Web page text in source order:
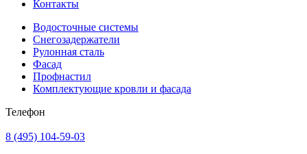
Контакты
Водосточные системы
Снегозадержатели
Рулонная сталь
Фасад
Профнастил
Комплектующие кровли и фасада
Телефон
8 (495) 104-59-03